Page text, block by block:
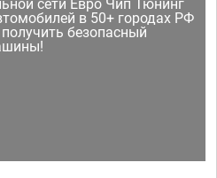
сети Евро Чип Тюнинг
в 50+ городах РФ
безопасный